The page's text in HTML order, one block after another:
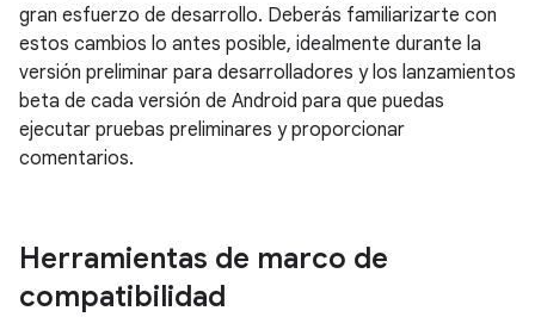
gran esfuerzo de desarrollo. Deberás familiarizarte con
estos cambios lo antes posible, idealmente durante la
versión preliminar para desarrolladores y los lanzamientos
beta de cada versión de Android para que puedas
ejecutar pruebas preliminares y proporcionar
comentarios.
Herramientas de marco de
compatibilidad